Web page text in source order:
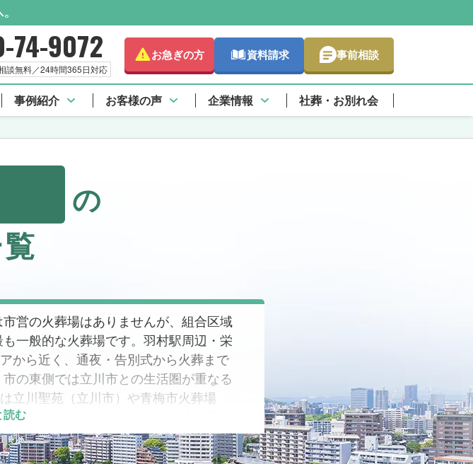
74-9072
談無料／24時間365日対応
お急ぎの方 資料請求 事前相談
事例紹介 お客様の声 企業情報 社葬・お別れ会
の
営の火葬場はありませんが、組合区域
一般的な火葬場です。羽村駅周辺・栄
から近く、通夜・告別式から火葬まで
の東側では立川市との生活圏が重なる
立川聖苑（立川市）や青梅市火葬場
のページでは、アクセス・料金の目
羽村市および周辺地域の斎場・火葬場
す。
読む